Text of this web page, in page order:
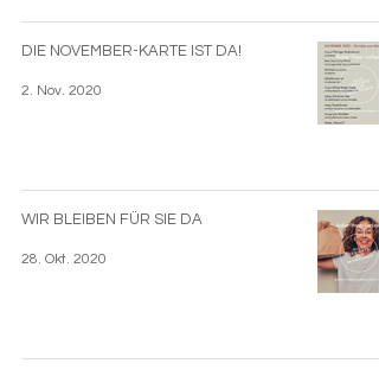
DIE NOVEMBER-KARTE IST DA!
2. Nov. 2020
WIR BLEIBEN FÜR SIE DA
28. Okt. 2020